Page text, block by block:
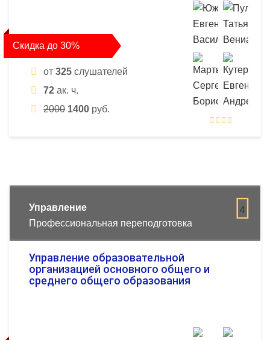
Скидка до 30%
от 325 слушателей
72 ак. ч.
2000 1400 руб.
4
Управление
Профессиональная переподготовка
Управление образовательной
организацией основного общего и
среднего общего образования